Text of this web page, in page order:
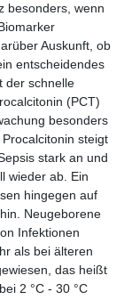
besonders, wenn
Auskunft, ob
entscheidendes
der schnelle
(PCT)
besonders
steigt
stark an und
wieder ab. Ein
hingegen auf
Neugeborene
Infektionen
als bei älteren
das heißt
2 °C - 30 °C